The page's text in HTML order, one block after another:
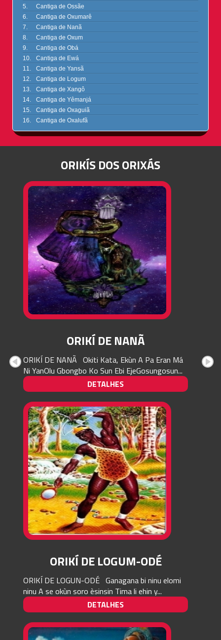
Cantiga de Ossãe
Cantiga de Oxumarê
Cantiga de Nanã
Cantiga de Oxum
Cantiga de Obá
Cantiga de Ewá
Cantiga de Yansã
Cantiga de Logum
Cantiga de Xangô
Cantiga de Yêmanjá
Cantiga de Oxaguiã
Cantiga de Oxalufã
ORIKÍS DOS ORIXÁS
ORIKÍ DE NANÃ
ORIKÍ DE NANÃ Okiti Kata, Ekùn A Pa Eran Má
Ni YanOlu Gbongbo Ko Sun Ebi EjeGosungosun...
DETALHES
ORIKÍ DE LOGUM-ODÉ
ORIKÍ DE LOGUN-ODÉ Ganagana bi ninu elomi
ninu A se okùn soro èsinsin Tima li ehin y...
DETALHES